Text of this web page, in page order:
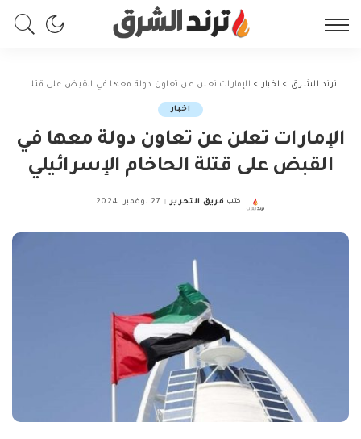
ترند الشرق > اخبار > الإمارات تعلن عن تعاون دولة معها في القبض على قتلة الحاخام الإسرائيلي
اخبار
الإمارات تعلن عن تعاون دولة معها في
القبض على قتلة الحاخام الإسرائيلي
Posted
كتب فريق التحرير 27 نوفمبر، 2024